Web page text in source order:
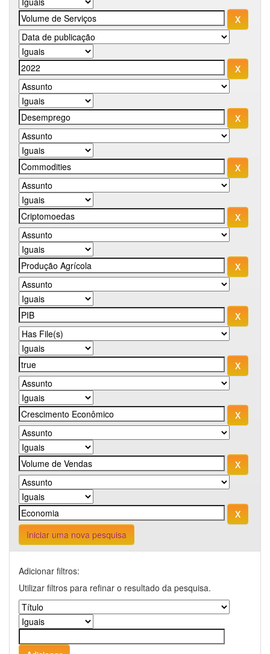
Iniciar uma nova pesquisa
Adicionar filtros:
Utilizar filtros para refinar o resultado da pesquisa.